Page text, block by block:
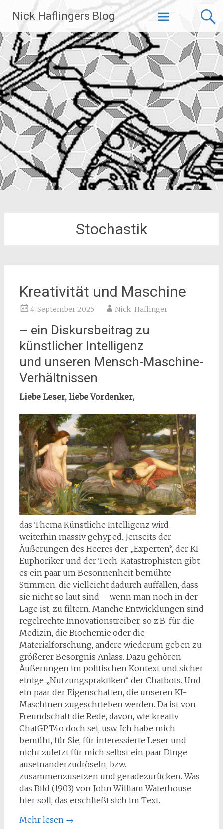
Inhalt
springen
Nick Haflingers Blog
Stochastik
Kreativität und Maschine
4. September 2025 Nick_Haflinger
– ein Diskursbeitrag zu
künstlicher Intelligenz
und unseren Mensch-Maschine-
Verhältnissen
Liebe Leser, liebe Vordenker,
das Thema Künstliche Intelligenz wird
weiterhin massiv gehyped. Jenseits der
Äußerungen des Heeres der „Experten“, der KI-
Euphoriker und der Tech-Katastrophisten gibt
es ein paar um Besonnenheit bemühte
Stimmen, die vielleicht dadurch auffallen, dass
sie nicht so laut sind – wenn man noch in der
Lage ist, zu filtern. Manche Entwicklungen sind
regelrechte Innovationstreiber, so z.B. für die
Medizin, die Biochemie oder die
Materialforschung, andere wiederum geben zu
größerer Besorgnis Anlass. Dazu gehören
Äußerungen im politischen Kontext und sicher
einige „Nutzungspraktiken“ der Chatbots. Und
ein paar der Eigenschaften, die unseren KI-
Maschinen zugeschrieben werden. Da ist von
Freundschaft die Rede, davon, wie kreativ
ChatGPT4o doch sei, usw. Ich habe mich
bemüht, für Sie, für interessierte Leser und
nicht zuletzt für mich selbst ein paar Dinge
auseinanderzudröseln, bzw.
zusammenzusetzen und geradezurücken. Was
das Bild (1903) von John William Waterhouse
hier soll, das erschließt sich im Text.
Mehr lesen →